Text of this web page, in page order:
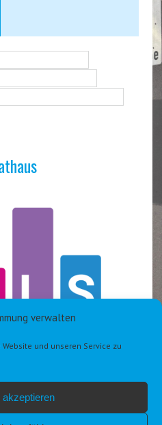
verwalten
und unseren Service zu